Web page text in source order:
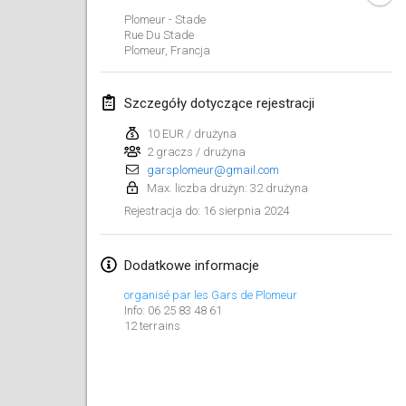
Plomeur - Stade
Rue Du Stade
Plomeur, Francja
Szczegóły dotyczące rejestracji
10 EUR / drużyna
2 graczs / drużyna
garsplomeur@gmail.com
Max. liczba drużyn: 32 drużyna
Rejestracja do: 16 sierpnia 2024
Dodatkowe informacje
organisé par les Gars de Plomeur
Info: 06 25 83 48 61
12 terrains
SingeliDuppeli
27 sty 2024|Finlandia
luty 2024
US Mölkky Winter
3 lut 2024| Finlandia